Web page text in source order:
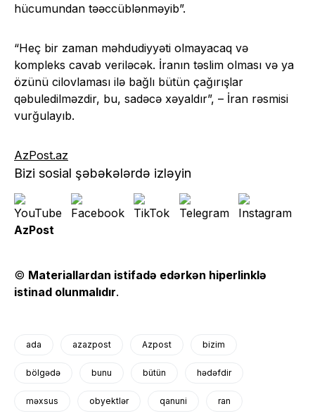
hücumundan təəccüblənməyib”.
“Heç bir zaman məhdudiyyəti olmayacaq və
kompleks cavab veriləcək. İranın təslim olması və ya
özünü cilovlaması ilə bağlı bütün çağırışlar
qəbuledilməzdir, bu, sadəcə xəyaldır”, – İran rəsmisi
vurğulayıb.
AzPost.az
Bizi sosial şəbəkələrdə izləyin
AzPost
© Materiallardan istifadə edərkən hiperlinklə
istinad olunmalıdır.
ada azazpost Azpost bizim
bölgədə bunu bütün hədəfdir
məxsus obyektlər qanuni ran